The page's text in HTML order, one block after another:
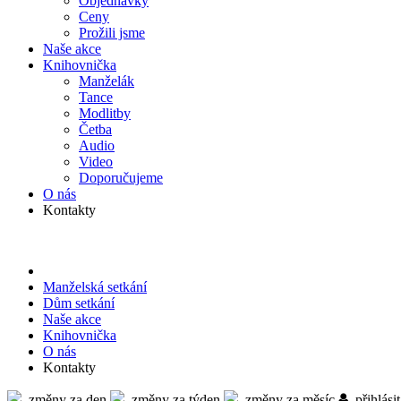
Ceny
Prožili jsme
Naše akce
Knihov­nička
Manželák
Tance
Modlitby
Četba
Audio
Video
Doporu­čujeme
O nás
Kontakty
Manželská setkání
Dům setkání
Naše akce
Knihov­nička
O nás
Kontakty